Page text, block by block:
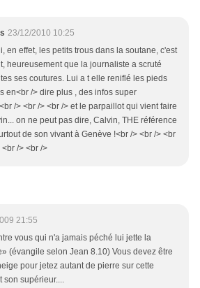
23/12/2010 10:25
en effet, les petits trous dans la soutane, c'est
heureusement que la journaliste a scruté
ses coutures. Lui a t elle reniflé les pieds
en<br /> dire plus , des infos super
/> <br /> <br /> et le parpaillot qui vient faire
on ne peut pas dire, Calvin, THE référence
de son vivant à Genève !<br /> <br /> <br
/> <br />
21:55
vous qui n'a jamais péché lui jette la
(évangile selon Jean 8.10) Vous devez être
pour jetez autant de pierre sur cette
son supérieur....